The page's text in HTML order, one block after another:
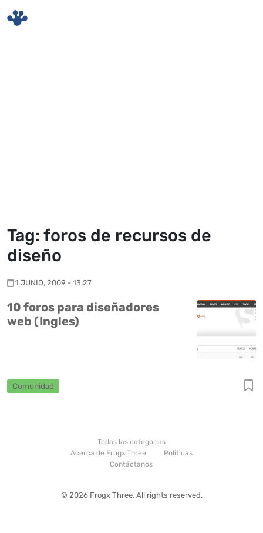
Tag: foros de recursos de
diseño
1 JUNIO, 2009 - 13:27
10 foros para diseñadores
web (Ingles)
Comunidad
Todas las categorías
Acerca de Frogx Three
Politicas
Contáctanos
© 2026 Frogx Three. All rights reserved.